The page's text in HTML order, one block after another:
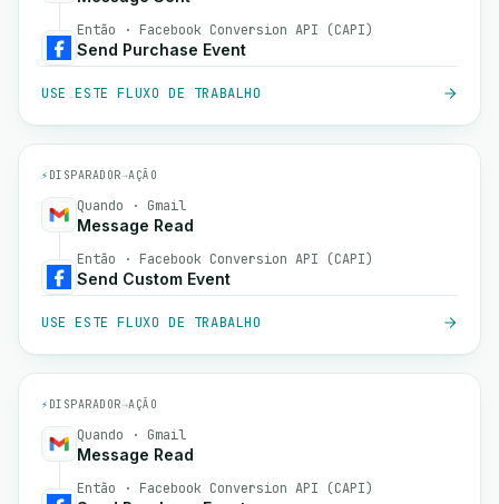
Então · Facebook Conversion API (CAPI)
Send Purchase Event
USE ESTE FLUXO DE TRABALHO
⚡ DISPARADOR→AÇÃO
Quando · Gmail
Message Read
Então · Facebook Conversion API (CAPI)
Send Custom Event
USE ESTE FLUXO DE TRABALHO
⚡ DISPARADOR→AÇÃO
Quando · Gmail
Message Read
Então · Facebook Conversion API (CAPI)